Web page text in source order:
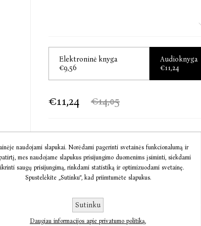
• pastebėti kūno ženklus;
• konstruktyviai spręsti konfliktus ir taisyti
Visa tai padės užmegzti tvirtus ir ilgalaikius
pagarba ir supratimu grįstus santykius su
padaryti kuo šviesesnį ir prasmingesnį.
Elektroninė knyga
€9,56
Audioknyga
€11,24
€11,24 €14,05
Į KREPŠELĮ
Informacija
Komentarai
naudojami slapukai. Norėdami pagerinti svetainės funkcionalumą ir
mes naudojame slapukus prisijungimo duomenims įsiminti, siekdami
saugų prisijungimą, rinkdami statistiką ir optimizuodami svetainę.
Spustelėkite „Sutinku“, kad priimtumėte slapukus.
Sutinku
Daugiau informacijos apie privatumo politiką.